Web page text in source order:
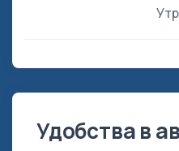
Удобства в